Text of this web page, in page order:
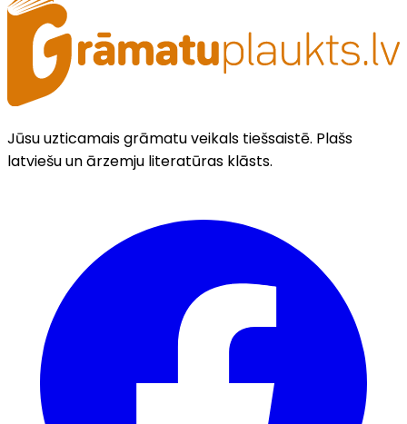
Jūsu uzticamais grāmatu veikals tiešsaistē. Plašs
latviešu un ārzemju literatūras klāsts.